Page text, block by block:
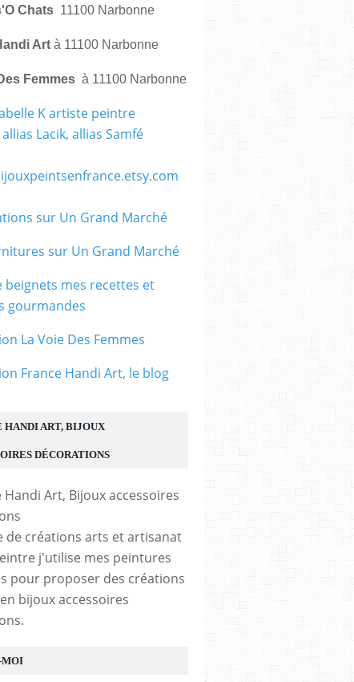
MOI
HANDI ART, BIJOUX
DÉCORATIONS
de créations arts et artisanat
j'utilise mes peintures
pour proposer des créations
bijoux accessoires
Chats 11100 Narbonne
Art à 11100 Narbonne
Femmes à 11100 Narbonne
K artiste peintre
Lacik, allias Samfé
sur Un Grand Marché
sur Un Grand Marché
beignets mes recettes et
gourmandes
La Voie Des Femmes
France Handi Art, le blog